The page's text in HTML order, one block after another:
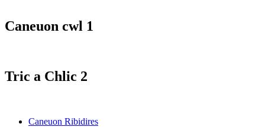
Caneuon cwl 1
Tric a Chlic 2
Caneuon Ribidires